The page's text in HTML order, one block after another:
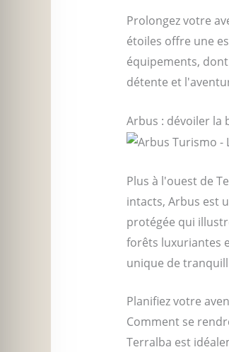
Prolongez votre
étoiles offre une
équipements,
détente et
Arbus : dévoiler la
Plus à l'ouest de
intacts, Arbus est
protégée qui
forêts luxuriantes
unique de
Planifiez votre
Comment se
Terralba est